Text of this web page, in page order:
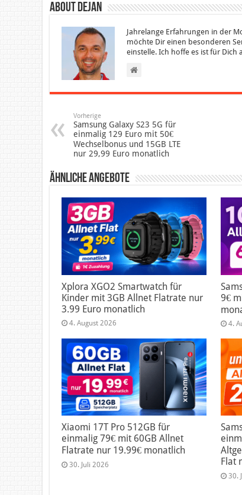
About Dejan
Jahrelange Erfahrungen in der
möchte Dir einen besonderen
einstelle. Ich hoffe es ist für Dich
Vorherige
Samsung Galaxy S23 5G für
einmalig 129 Euro mit 50€
Wechselbonus und 15GB LTE
nur 29,99 Euro monatlich
Ähnliche Angebote
Xplora XGO2 Smartwatch für
Kinder mit 3GB Allnet Flatrate nur
3.99 Euro monatlich
4. August 2026
9€
4.
Xiaomi 17T Pro 512GB für
einmalig 79€ mit 60GB Allnet
Flatrate nur 19.99€ monatlich
30. Juli 2026
Flat
30.